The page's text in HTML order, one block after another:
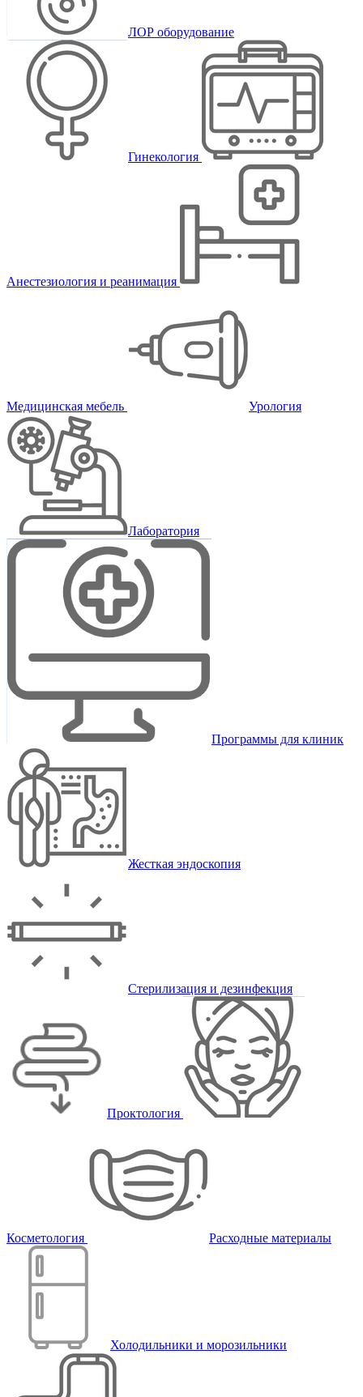
ЛОР оборудование
Гинекология
Анестезиология и реанимация
Медицинская мебель Урология
Лаборатория
Программы для клиник
Жесткая эндоскопия
Стерилизация и дезинфекция
Проктология
Косметология Расходные материалы
Холодильники и морозильники